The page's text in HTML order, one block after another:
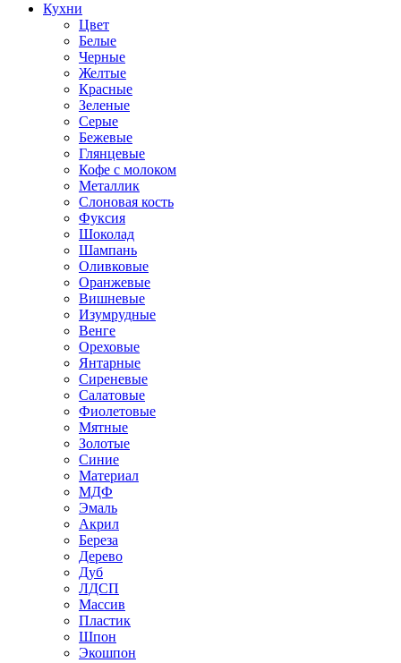
Кухни
Цвет
Белые
Черные
Желтые
Красные
Зеленые
Серые
Бежевые
Глянцевые
Кофе с молоком
Металлик
Слоновая кость
Фуксия
Шоколад
Шампань
Оливковые
Оранжевые
Вишневые
Изумрудные
Венге
Ореховые
Янтарные
Сиреневые
Салатовые
Фиолетовые
Мятные
Золотые
Синие
Материал
МДФ
Эмаль
Акрил
Береза
Дерево
Дуб
ЛДСП
Массив
Пластик
Шпон
Экошпон